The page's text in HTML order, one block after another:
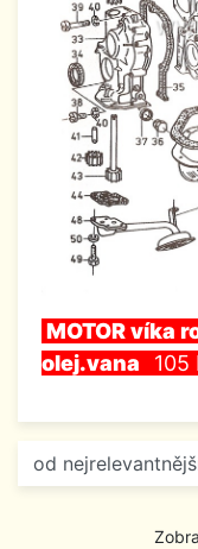
MOTOR víka
olej.vana 105